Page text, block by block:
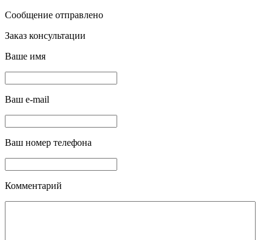
Сообщение отправлено
Заказ консультации
Ваше имя
Ваш e-mail
Ваш номер телефона
Комментарий